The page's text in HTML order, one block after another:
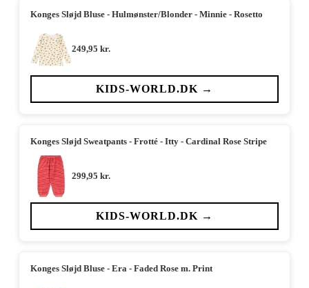
Konges Sløjd Bluse - Hulmønster/Blonder - Minnie - Rosetto
249,95 kr.
KIDS-WORLD.DK →
Konges Sløjd Sweatpants - Frotté - Itty - Cardinal Rose Stripe
299,95 kr.
KIDS-WORLD.DK →
Konges Sløjd Bluse - Era - Faded Rose m. Print